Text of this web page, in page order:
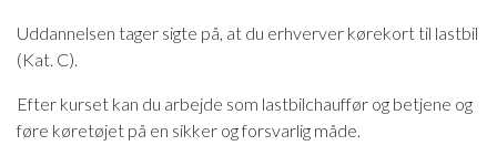
Uddannelsen tager sigte på, at du erhverver kørekort til lastbil
(Kat. C).
Efter kurset kan du arbejde som lastbilchauffør og betjene og
føre køretøjet på en sikker og forsvarlig måde.